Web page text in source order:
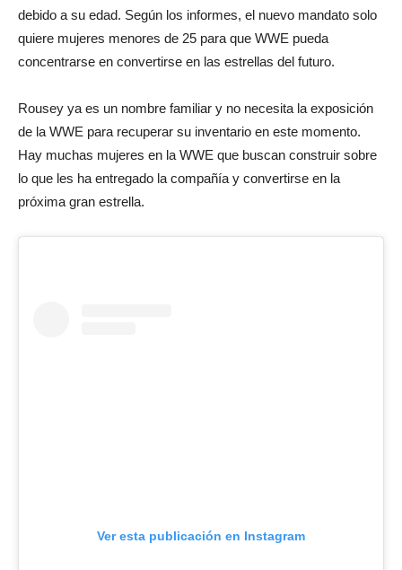
debido a su edad. Según los informes, el nuevo mandato solo
quiere mujeres menores de 25 para que WWE pueda
concentrarse en convertirse en las estrellas del futuro.
Rousey ya es un nombre familiar y no necesita la exposición
de la WWE para recuperar su inventario en este momento.
Hay muchas mujeres en la WWE que buscan construir sobre
lo que les ha entregado la compañía y convertirse en la
próxima gran estrella.
Ver esta publicación en Instagram